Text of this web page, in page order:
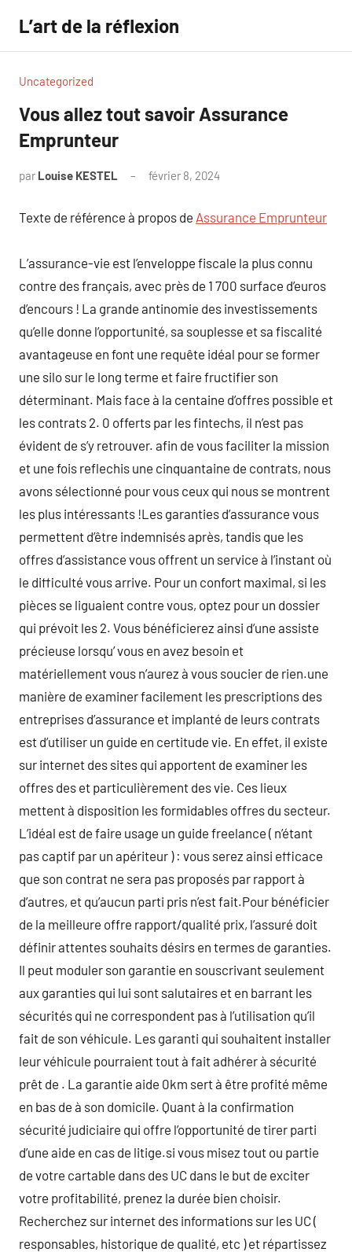
contenu
L’art de la réflexion
Uncategorized
Vous allez tout savoir Assurance
Emprunteur
par Louise KESTEL février 8, 2024
Texte de référence à propos de Assurance Emprunteur
L’assurance-vie est l’enveloppe fiscale la plus connu
contre des français, avec près de 1 700 surface d’euros
d’encours ! La grande antinomie des investissements
qu’elle donne l’opportunité, sa souplesse et sa fiscalité
avantageuse en font une requête idéal pour se former
une silo sur le long terme et faire fructifier son
déterminant. Mais face à la centaine d’offres possible et
les contrats 2. 0 offerts par les fintechs, il n’est pas
évident de s’y retrouver. afin de vous faciliter la mission
et une fois reflechis une cinquantaine de contrats, nous
avons sélectionné pour vous ceux qui nous se montrent
les plus intéressants !Les garanties d’assurance vous
permettent d’être indemnisés après, tandis que les
offres d’assistance vous offrent un service à l’instant où
le difficulté vous arrive. Pour un confort maximal, si les
pièces se liguaient contre vous, optez pour un dossier
qui prévoit les 2. Vous bénéficierez ainsi d’une assiste
précieuse lorsqu’ vous en avez besoin et
matériellement vous n’aurez à vous soucier de rien.une
manière de examiner facilement les prescriptions des
entreprises d’assurance et implanté de leurs contrats
est d’utiliser un guide en certitude vie. En effet, il existe
sur internet des sites qui apportent de examiner les
offres des et particulièrement des vie. Ces lieux
mettent à disposition les formidables offres du secteur.
L’idéal est de faire usage un guide freelance ( n’étant
pas captif par un apériteur ) : vous serez ainsi efficace
que son contrat ne sera pas proposés par rapport à
d’autres, et qu’aucun parti pris n’est fait.Pour bénéficier
de la meilleure offre rapport/qualité prix, l’assuré doit
définir attentes souhaits désirs en termes de garanties.
Il peut moduler son garantie en souscrivant seulement
aux garanties qui lui sont salutaires et en barrant les
sécurités qui ne correspondent pas à l’utilisation qu’il
fait de son véhicule. Les garanti qui souhaitent installer
leur véhicule pourraient tout à fait adhérer à sécurité
prêt de . La garantie aide 0km sert à être profité même
en bas de à son domicile. Quant à la confirmation
sécurité judiciaire qui offre l’opportunité de tirer parti
d’une aide en cas de litige.si vous misez tout ou partie
de votre cartable dans des UC dans le but de exciter
votre profitabilité, prenez la durée bien choisir.
Recherchez sur internet des informations sur les UC (
responsables, historique de qualité, etc ) et répartissez